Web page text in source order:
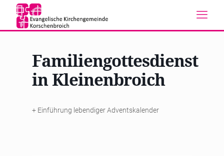
Familiengottesdienst
in Kleinenbroich
+ Einführung lebendiger Adventskalender